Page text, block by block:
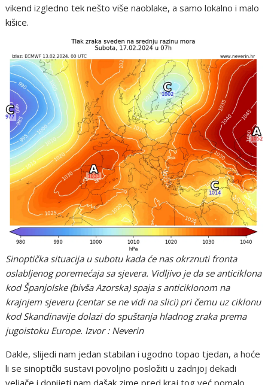
vikend izgledno tek nešto više naoblake, a samo lokalno i malo
kišice.
Sinoptička situacija u subotu kada će nas okrznuti fronta
oslabljenog poremećaja sa sjevera. Vidljivo je da se anticiklona
kod Španjolske (bivša Azorska) spaja s anticiklonom na
krajnjem sjeveru (centar se ne vidi na slici) pri čemu uz ciklonu
kod Skandinavije dolazi do spuštanja hladnog zraka prema
jugoistoku Europe. Izvor : Neverin
Dakle, slijedi nam jedan stabilan i ugodno topao tjedan, a hoće
li se sinoptički sustavi povoljno posložiti u zadnjoj dekadi
veljače i donijeti nam dašak zime pred kraj tog već pomalo